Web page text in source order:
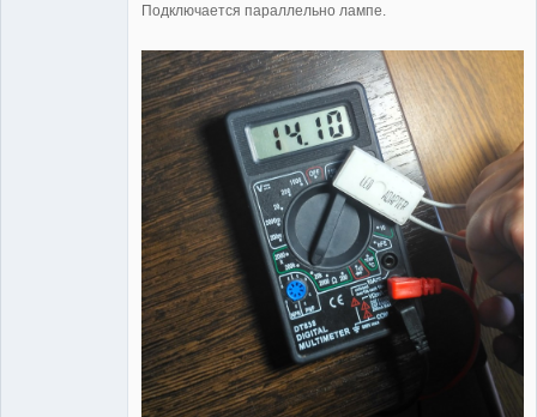
Подключается параллельно лампе.